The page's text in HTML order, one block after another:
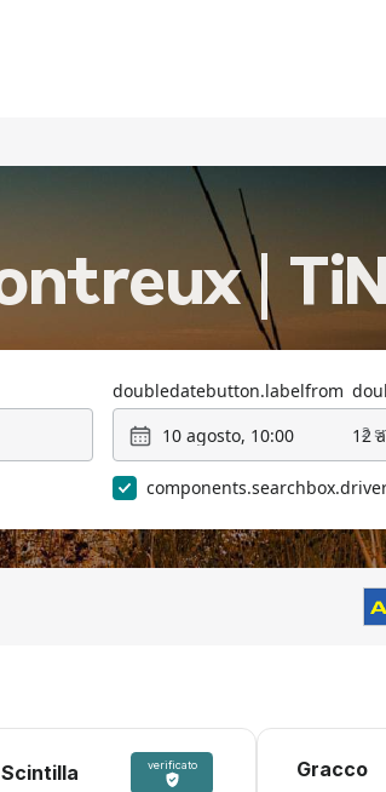
|
doubledatebutton.labelfrom
10 agosto, 10:00
12
2
Scintilla verificato Gracco